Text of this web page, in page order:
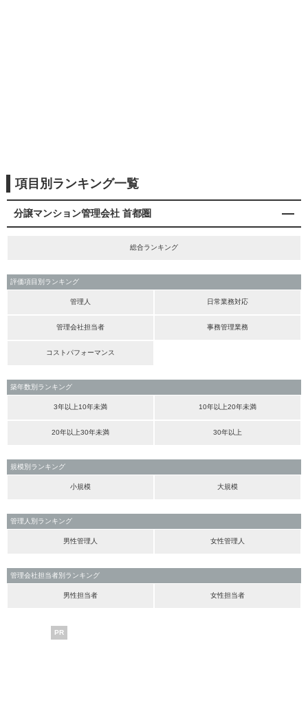
項目別ランキング一覧
分譲マンション管理会社 首都圏
総合ランキング
評価項目別ランキング
管理人 日常業務対応
管理会社担当者 事務管理業務
コストパフォーマンス
築年数別ランキング
3年以上10年未満 10年以上20年未満
20年以上30年未満 30年以上
規模別ランキング
小規模 大規模
管理人別ランキング
男性管理人 女性管理人
管理会社担当者別ランキング
男性担当者 女性担当者
PR